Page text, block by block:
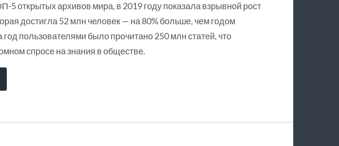
5 открытых архивов мира, в 2019 году показала взрывной рост
достигла 52 млн человек — на 80% больше, чем годом
год пользователями было прочитано 250 млн статей, что
спросе на знания в обществе.